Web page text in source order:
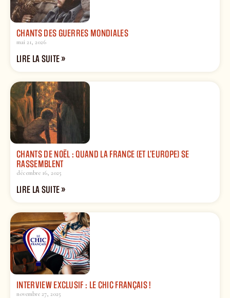
CHANTS DES GUERRES MONDIALES
mai 21, 2026
LIRE LA SUITE »
CHANTS DE NOËL : QUAND LA FRANCE (ET L’EUROPE) SE
RASSEMBLENT
décembre 16, 2025
LIRE LA SUITE »
INTERVIEW EXCLUSIF : LE CHIC FRANÇAIS !
novembre 27, 2025